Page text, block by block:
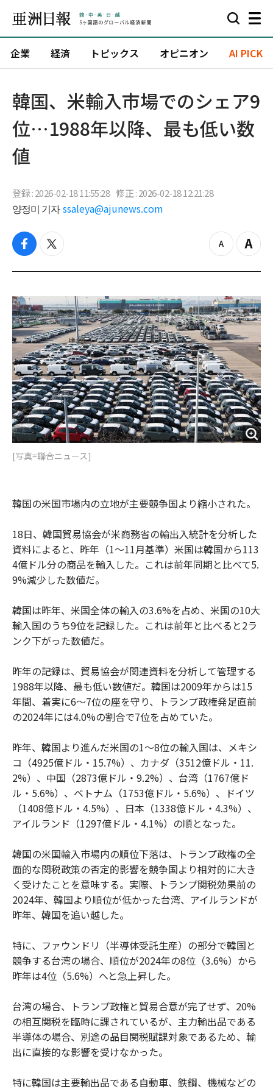
企業 経済 トピックス オピニオン AI PICK
韓国、米輸入市場でのシェア9
位…1988年以降、最も低い数
値
登録 : 2026-02-18 11:55:28 修正 : 2026-02-18 12:21:28
양정미 기자 ssaleya@ajunews.com
f
c
b
o
o
k
t
i
t
e
r
z
o
o
u
t
Z
o
i
n
[写真=聯合ニュース]
韓国の米国市場内の立地が主要競争国より縮小された。
18日、韓国貿易協会が米商務省の輸出入統計を分析した
資料によると、昨年（1～11月基準）米国は韓国から113
4億ドル分の商品を輸入した。これは前年同期と比べて5.
9%減少した数値だ。
韓国は昨年、米国全体の輸入の3.6%を占め、米国の10大
輸入国のうち9位を記録した。これは前年と比べると2ラ
ンク下がった数値だ。
昨年の記録は、貿易協会が関連資料を分析して管理する
1988年以降、最も低い数値だ。韓国は2009年からは15
年間、着実に6～7位の座を守り、トランプ政権発足直前
の2024年には4.0%の割合で7位を占めていた。
昨年、韓国より進んだ米国の1～8位の輸入国は、メキシ
コ（4925億ドル・15.7%）、カナダ（3512億ドル・11.
2%）、中国（2873億ドル・9.2%）、台湾（1767億ド
ル・5.6%）、ベトナム（1753億ドル・5.6%）、ドイツ
（1408億ドル・4.5%）、日本（1338億ドル・4.3%）、
アイルランド（1297億ドル・4.1%）の順となった。
韓国の米国輸入市場内の順位下落は、トランプ政権の全
面的な関税政策の否定的影響を競争国より相対的に大き
く受けたことを意味する。実際、トランプ関税効果前の
2024年、韓国より順位が低かった台湾、アイルランドが
昨年、韓国を追い越した。
特に、ファウンドリ（半導体受託生産）の部分で韓国と
競争する台湾の場合、順位が2024年の8位（3.6%）から
昨年は4位（5.6%）へと急上昇した。
台湾の場合、トランプ政権と貿易合意が完了せず、20%
の相互関税を臨時に課されているが、主力輸出品である
半導体の場合、別途の品目関税賦課対象であるため、輸
出に直接的な影響を受けなかった。
特に韓国は主要輸出品である自動車、鉄鋼、機械などの